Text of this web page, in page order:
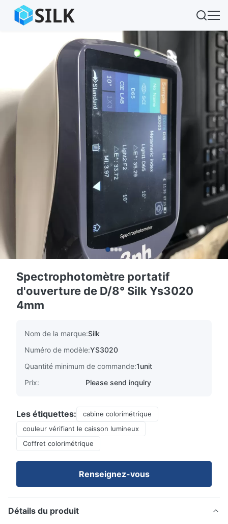
Spectrophotomètre portatif
d'ouverture de D/8° Silk Ys3020
4mm
Nom de la marque:Silk
Numéro de modèle:YS3020
Quantité minimum de commande:1unit
Prix:
Please send inquiry
Les étiquettes:
cabine colorimétrique
couleur vérifiant le caisson lumineux
Coffret colorimétrique
Renseignez-vous
Détails du produit